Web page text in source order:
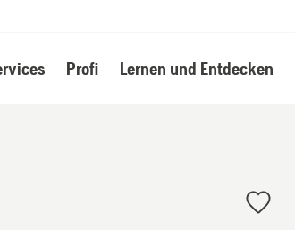
Profi Lernen und Entdecken